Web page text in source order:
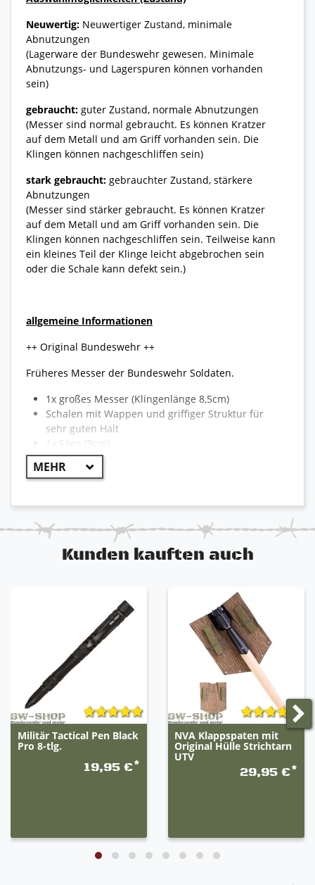
Neuwertig: Neuwertiger Zustand, minimale
Abnutzungen
(Lagerware der Bundeswehr gewesen. Minimale
Abnutzungs- und Lagerspuren können vorhanden
sein)
gebraucht: guter Zustand, normale Abnutzungen
(Messer sind normal gebraucht. Es können Kratzer
auf dem Metall und am Griff vorhanden sein. Die
Klingen können nachgeschliffen sein)
stark gebraucht: gebrauchter Zustand, stärkere
Abnutzungen
(Messer sind stärker gebraucht. Es können Kratzer
auf dem Metall und am Griff vorhanden sein. Die
Klingen können nachgeschliffen sein. Teilweise kann
ein kleines Teil der Klinge leicht abgebrochen sein
oder die Schale kann defekt sein.)
allgemeine Informationen
++ Original Bundeswehr ++
Früheres Messer der Bundeswehr Soldaten.
1x großes Messer (Klingenlänge 8,5cm)
Schalen mit Wappen und griffiger Struktur für
sehr guten Halt
1x Säge (9cm)
1x Stechdorn (4cm)
1x Flaschenöffner
1x Kapselheber mit kleinem Schraubendreher
speziell für die Hand geformter Griff
Bundesadler auf dem Griff
Kunden kauften auch
Militär Tactical Pen Black
Pro 8-tlg.
19,95 €*
NVA Klappspaten mit
Original Hülle Strichtarn
UTV
29,95 €*